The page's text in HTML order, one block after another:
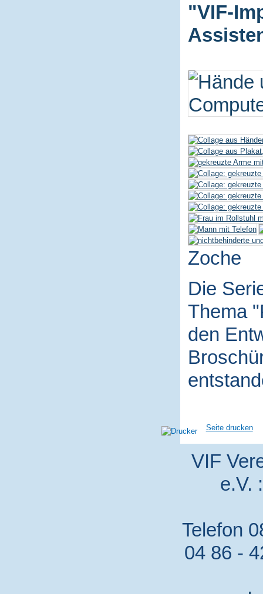
"VIF-
Zoche
Die
Thema
den
Seite drucken
VIF
e.V.
Telefon
04 86 -